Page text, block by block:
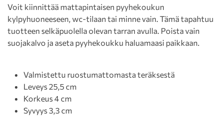
Voit kiinnittää mattapintaisen pyyhekoukun
kylpyhuoneeseen, wc-tilaan tai minne vain. Tämä tapahtuu
tuotteen selkäpuolella olevan tarran avulla. Poista vain
suojakalvo ja aseta pyyhekoukku haluamaasi paikkaan.
Valmistettu ruostumattomasta teräksestä
Leveys 25,5 cm
Korkeus 4 cm
Syvyys 3,3 cm